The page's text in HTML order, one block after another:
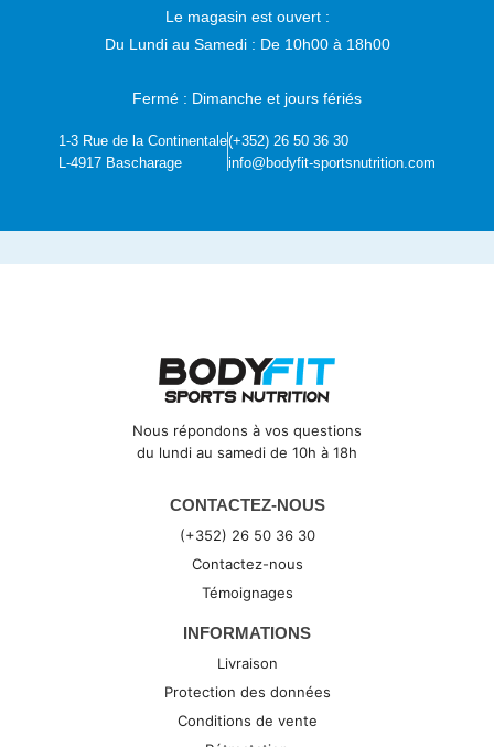
Le magasin est ouvert :
Du Lundi au Samedi : De 10h00 à 18h00
Fermé : Dimanche et jours fériés
1-3 Rue de la Continentale
L-4917 Bascharage
(+352) 26 50 36 30
info@bodyfit-sportsnutrition.com
Nous répondons à vos questions
du lundi au samedi de 10h à 18h
CONTACTEZ-NOUS
(+352) 26 50 36 30
Contactez-nous
Témoignages
INFORMATIONS
Livraison
Protection des données
Conditions de vente